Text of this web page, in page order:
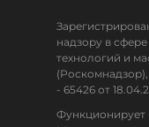
надзору в
технологий и
- 65426 от